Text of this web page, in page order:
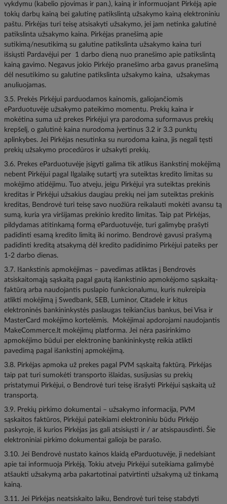
vykdymu (kabelio pjovimas ir pan.), kainą ir informuojant Pirkėją apie
tokių darbų kainą bei galutinę patikslintą užsakymo kainą elektroniniu
paštu. Pirkėjas turi teisę atsisakyti užsakymo, jei jam netinka galutinė
patikslinta užsakymo kaina. Pirkėjas pranešimą apie
sutikimą/nesutikimą su galutine patikslinta užsakymo kaina turi
išsiųsti Pardavėjui per 1 darbo dieną nuo pranešimo apie patikslintą
kainą gavimo. Negavus jokio Pirkėjo pranešimo arba gavus pranešimą
dėl nesutikimo su galutine patikslinta užsakymo kaina, užsakymas
anuliuojamas.
3.5. Prekės Pirkėjui parduodamos kainomis, galiojančiomis
eParduotuvėje užsakymo pateikimo momentu. Prekių kaina ir
mokėtina suma už prekes Pirkėjui yra parodoma suformavus prekių
krepšelį, o galutinė kaina nurodoma įvertinus 3.2 ir 3.3 punktų
aplinkybes. Jei Pirkėjas nesutinka su nurodoma kaina, jis negali tęsti
prekių užsakymo procedūros ir užsakyti prekių.
3.6. Prekes eParduotuvėje įsigyti galima tik atlikus išankstinį mokėjimą
nebent Pirkėjui pagal Ilgalaikę sutartį yra suteiktas kredito limitas su
mokėjimo atidėjimu. Tuo atveju, jeigu Pirkėjui yra suteiktas prekinis
kreditas ir Pirkėjui užsakius daugiau prekių nei jam suteiktas prekinis
kreditas, Bendrovė turi teisę savo nuožiūra reikalauti mokėti avansu tą
sumą, kuria yra viršijamas prekinio kredito limitas. Taip pat Pirkėjas,
pildydamas atitinkamą formą eParduotuvėje, turi galimybę prašyti
padidinti esamą kredito limitą iki norimo. Bendrovė gavusi prašymą
padidinti kreditą atsakymą dėl kredito padidinimo Pirkėjui pateiks per
1-2 darbo dienas.
3.7. Išankstinis apmokėjimas – pavedimas atliktas į Bendrovės
atsiskaitomąją sąskaitą pagal gautą išankstinio apmokėjomo sąskaitą-
faktūrą arba naudojantis puslapio funkcionalumu, kuris nukreipia
atlikti mokėjimą į Swedbank, SEB, Luminor, Citadele ir kitus
elektroninės bankininkystės paslaugas teikiančius bankus, bei Visa ir
MasterCard mokėjimo kortelėmis. Mokėjimai apdorojami naudojantis
MakeCommerce.lt mokėjimų platforma. Jei nėra pasirinkimo
apmokėjimo būdui per elektroninę bankininkystę reikia atlikti
pavedimą pagal išankstinį apmokėjimą.
3.8. Pirkėjas apmoka už prekes pagal PVM sąskaitą faktūrą. Pirkėjas
taip pat turi sumokėti transporto išlaidas, susijusias su prekių
pristatymui Pirkėjui, o Bendrovė turi teisę išrašyti Pirkėjui sąskaitą už
transportą.
3.9. Prekių pirkimo dokumentai – užsakymo informacija, PVM
sąskaitos faktūros, Pirkėjui pateikiami elektroniniu būdu Pirkėjo
paskyroje, iš kurios Pirkėjas jas gali atsisiųsti ir / ar atsispausdinti. Šie
elektroniniai pirkimo dokumentai galioja be parašo.
3.10. Jei Bendrovė nustato kainos klaidą eParduotuvėje, ji nedelsiant
apie tai informuoja Pirkėją. Tokiu atveju Pirkėjui suteikiama galimybė
atšaukti užsakymą arba pakartotinai patvirtinti užsakymą už tinkamą
kainą.
3.11. Jei Pirkėjas neatsiskaito laiku, Bendrovė turi teisę stabdyti